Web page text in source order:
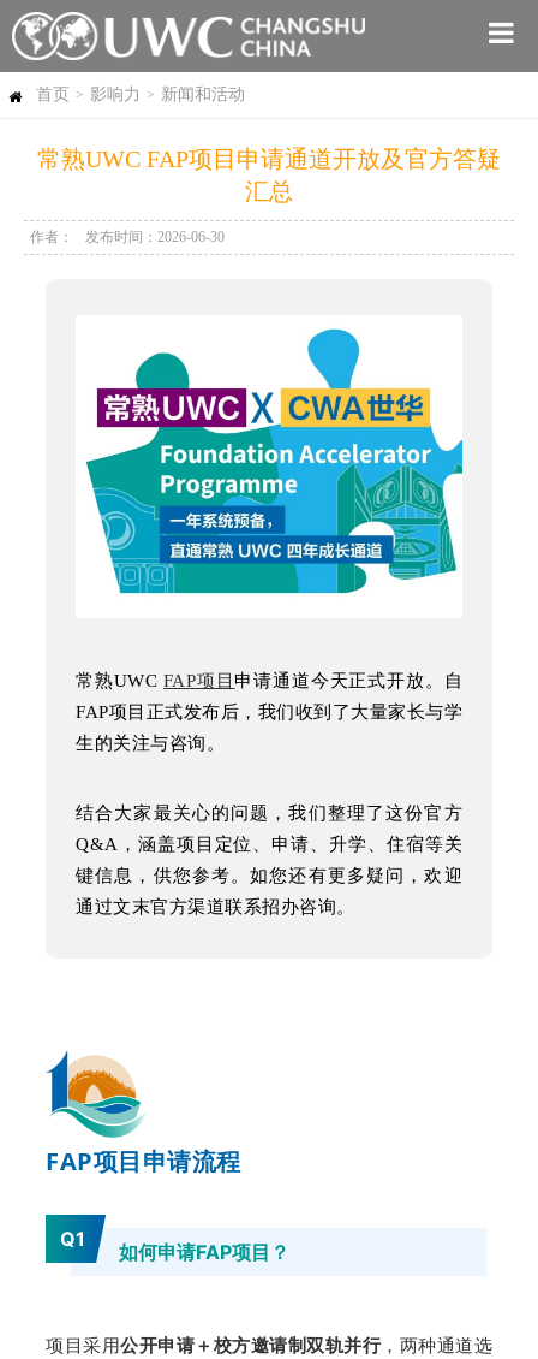
首页 > 影响力 > 新闻和活动
常熟UWC FAP项目申请通道开放及官方答疑
汇总
作者： 发布时间：2026-06-30
常熟UWC FAP项目 申请通道今天正式开放。自
FAP项目 正式发布后，我们收到了大量家长与学
生的关注与咨询。
结合大家最关心的问题，我们整理了这份官方
Q&A，涵盖项目定位、申请、升学、住宿等关
键信息，供您参考。如您还有更多疑问，欢迎
通过文末官方渠道联系招办咨询。
FAP项目申请流程
Q1
如何申请FAP项目？
项目采用公开申请＋校方邀请制双轨并行，两种通道选